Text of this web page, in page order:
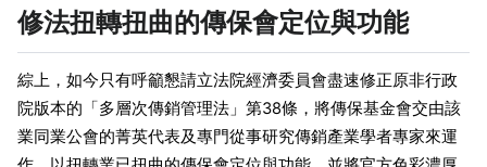
修法扭轉扭曲的傳保會定位與功能
綜上，如今只有呼籲懇請立法院經濟委員會盡速修正原非行政
院版本的「多層次傳銷管理法」第38條，將傳保基金會交由該
業同業公會的菁英代表及專門從事研究傳銷產業學者專家來運